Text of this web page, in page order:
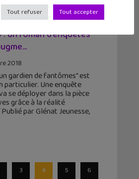
gardien de
un roman d’enquêtes
2018
gardien de fantômes" est
particulier. Une enquête
se déployer dans la pièce
grâce à la réalité
par Glénat Jeunesse,
3 4 5 6
Tout refuser Tout accepter